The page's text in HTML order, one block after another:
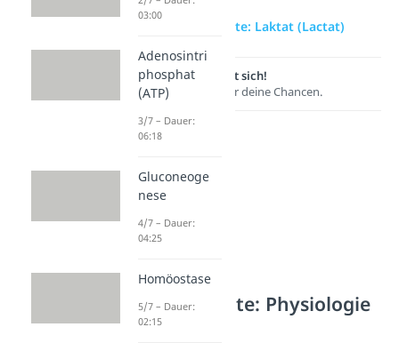
zur Videoseite: Laktat (Lactat)
Lernen lohnt sich!
Entdecke hier deine Chancen.
Weitere Inhalte: Physiologie
& Anatomie
03:00
Adenosintri
phosphat
(ATP)
3/7 – Dauer:
06:18
Gluconeoge
nese
4/7 – Dauer:
04:25
Homöostase
5/7 – Dauer:
02:15